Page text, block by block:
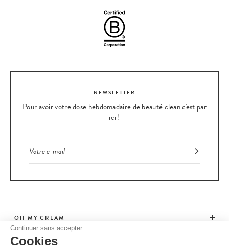
Continuer sans accepter
Cookies
NEWSLETTER
Pour avoir votre dose hebdomadaire de beauté clean c'est par
ici !
OH MY CREAM